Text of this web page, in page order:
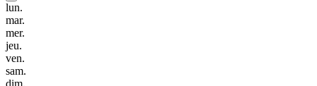
lun.
mar.
mer.
jeu.
ven.
sam.
dim.